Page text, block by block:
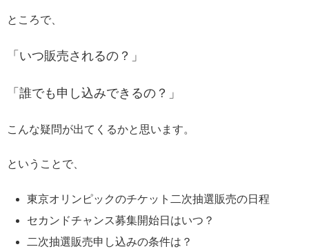
ところで、
「いつ販売されるの？」
「誰でも申し込みできるの？」
こんな疑問が出てくるかと思います。
ということで、
東京オリンピックのチケット二次抽選販売の日程
セカンドチャンス募集開始日はいつ？
二次抽選販売申し込みの条件は？